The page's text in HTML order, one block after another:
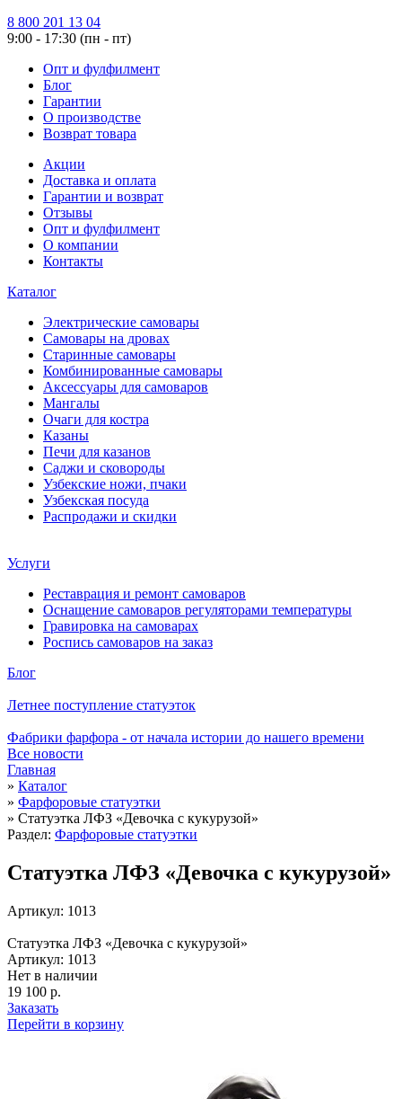
8 800 201 13 04
9:00 - 17:30 (пн - пт)
Опт и фулфилмент
Блог
Гарантии
О производстве
Возврат товара
Акции
Доставка и оплата
Гарантии и возврат
Отзывы
Опт и фулфилмент
О компании
Контакты
Каталог
Электрические самовары
Cамовары на дровах
Старинные самовары
Комбинированные самовары
Аксессуары для самоваров
Мангалы
Очаги для костра
Казаны
Печи для казанов
Саджи и сковороды
Узбекские ножи, пчаки
Узбекская посуда
Распродажи и скидки
Услуги
Реставрация и ремонт самоваров
Оснащение самоваров регуляторами температуры
Гравировка на самоварах
Роспись самоваров на заказ
Блог
Летнее поступление статуэток
Фабрики фарфора - от начала истории до нашего времени
Все новости
Главная
» Каталог
» Фарфоровые статуэтки
» Статуэтка ЛФЗ «Девочка с кукурузой»
Раздел: Фарфоровые статуэтки
Статуэтка ЛФЗ «Девочка с кукурузой»
Артикул: 1013
Статуэтка ЛФЗ «Девочка с кукурузой»
Артикул: 1013
Нет в наличии
19 100 р.
Заказать
Перейти в корзину